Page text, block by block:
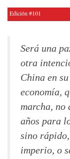
Edición #101
Será una
otra
China en
economía,
marcha, no
años para
sino
imperio, o